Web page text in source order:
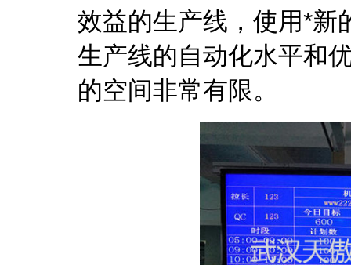
效益的生产线，使用*新
生产线的自动化水平和
的空间非常有限。